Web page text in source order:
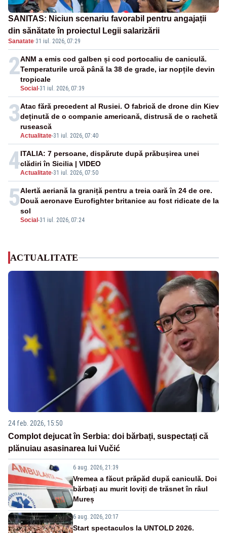
SANITAS: Niciun scenariu favorabil pentru angajații
din sănătate în proiectul Legii salarizării
Sanatate·31 iul. 2026, 07:29
2
Social -31 iul. 2026, 07:39
ANM a emis cod galben și cod portocaliu de caniculă.
Temperaturile urcă până la 38 de grade, iar nopțile devin
tropicale
3
Actualitate-31 iul. 2026, 07:40
Atac fără precedent al Rusiei. O fabrică de drone din Kiev
deținută de o companie americană, distrusă de o rachetă
rusească
4Actualitate-31 iul. 2026, 07:50
ITALIA: 7 persoane, dispărute după prăbușirea unei
clădiri în Sicilia | VIDEO
5
Social -31 iul. 2026, 07:24
Alertă aeriană la graniță pentru a treia oară în 24 de ore.
Două aeronave Eurofighter britanice au fost ridicate de la
sol
ACTUALITATE
24 feb. 2026, 15:50
Complot dejucat în Serbia: doi bărbați, suspectați că
plănuiau asasinarea lui Vučić
6 aug. 2026, 21:39
Vremea a făcut prăpăd după caniculă. Doi
bărbați au murit loviți de trăsnet în râul
Mureș
6 aug. 2026, 20:17
Start spectaculos la UNTOLD 2026.